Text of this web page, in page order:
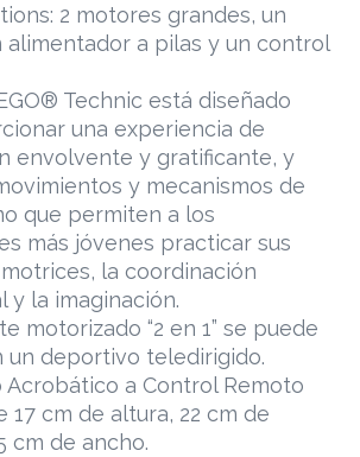
2 motores grandes, un
alimentador a pilas y un control
Technic está diseñado
una experiencia de
envolvente y gratificante, y
y mecanismos de
que permiten a los
más jóvenes practicar sus
la coordinación
y la imaginación.
motorizado “2 en 1” se puede
un deportivo teledirigido.
Acrobático a Control Remoto
17 cm de altura, 22 cm de
cm de ancho.